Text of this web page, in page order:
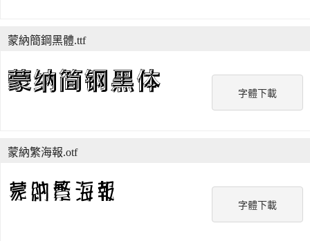
字體下載
蒙納簡鋼黑體.ttf
字體下載
蒙納繁海報.otf